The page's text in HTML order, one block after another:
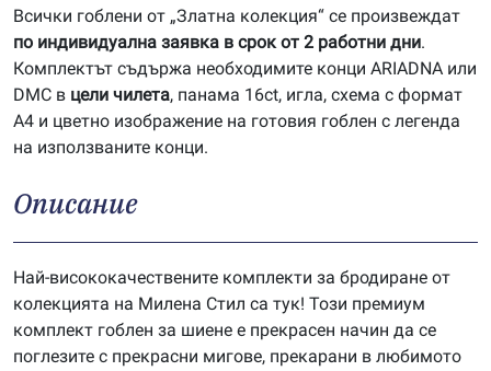
Всички гоблени от „Златна колекция“ се произвеждат
по индивидуална заявка в срок от 2 работни дни.
Комплектът съдържа необходимите конци ARIADNA или
DMC в цели чилета, панама 16ct, игла, схема с формат
А4 и цветно изображение на готовия гоблен с легенда
на използваните конци.
Описание
Най-висококачествените комплекти за бродиране от
колекцията на Милена Стил са тук! Този премиум
комплект гоблен за шиене е прекрасен начин да се
поглезите с прекрасни мигове, прекарани в любимото